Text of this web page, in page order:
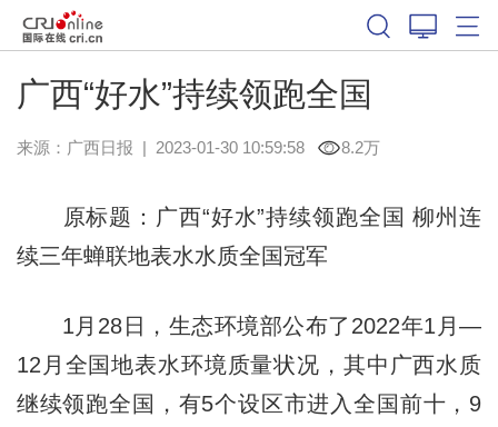
广西“好水”持续领跑全国
来源： 广西日报 | 2023-01-30 10:59:58 8.2万
原标题：广西“好水”持续领跑全国 柳州连
续三年蝉联地表水水质全国冠军
1月28日，生态环境部公布了2022年1月—
12月全国地表水环境质量状况，其中广西水质
继续领跑全国，有5个设区市进入全国前十，9